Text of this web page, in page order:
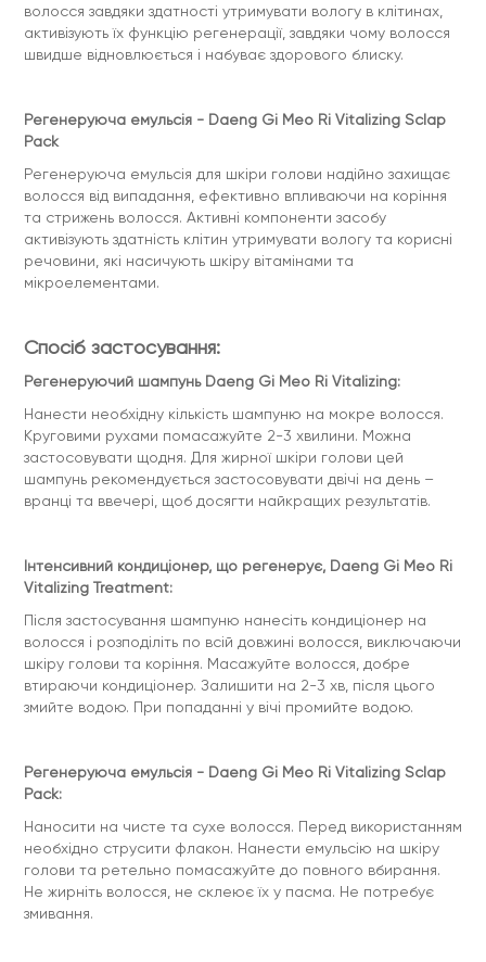
волосся завдяки здатності утримувати вологу в клітинах,
активізують їх функцію регенерації, завдяки чому волосся
швидше відновлюється і набуває здорового блиску.
Регенеруюча емульсія - Daeng Gi Meo Ri Vitalizing Sclap
Pack
Регенеруюча емульсія для шкіри голови надійно захищає
волосся від випадання, ефективно впливаючи на коріння
та стрижень волосся. Активні компоненти засобу
активізують здатність клітин утримувати вологу та корисні
речовини, які насичують шкіру вітамінами та
мікроелементами.
Спосіб застосування:
Регенеруючий шампунь Daeng Gi Meo Ri Vitalizing:
Нанести необхідну кількість шампуню на мокре волосся.
Круговими рухами помасажуйте 2-3 хвилини. Можна
застосовувати щодня. Для жирної шкіри голови цей
шампунь рекомендується застосовувати двічі на день –
вранці та ввечері, щоб досягти найкращих результатів.
Інтенсивний кондиціонер, що регенерує, Daeng Gi Meo Ri
Vitalizing Treatment:
Після застосування шампуню нанесіть кондиціонер на
волосся і розподіліть по всій довжині волосся, виключаючи
шкіру голови та коріння. Масажуйте волосся, добре
втираючи кондиціонер. Залишити на 2-3 хв, після цього
змийте водою. При попаданні у вічі промийте водою.
Регенеруюча емульсія - Daeng Gi Meo Ri Vitalizing Sclap
Pack:
Наносити на чисте та сухе волосся. Перед використанням
необхідно струсити флакон. Нанести емульсію на шкіру
голови та ретельно помасажуйте до повного вбирання.
Не жирніть волосся, не склеює їх у пасма. Не потребує
змивання.